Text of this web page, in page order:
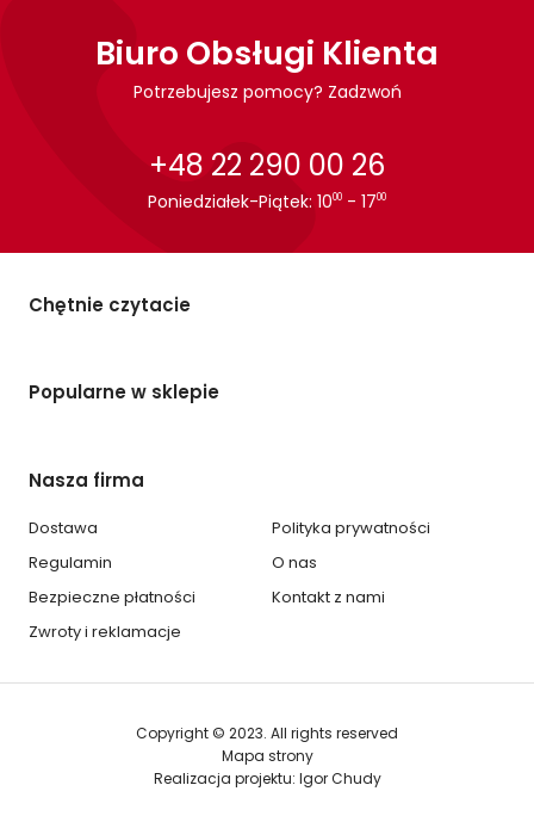
Biuro Obsługi Klienta
Potrzebujesz pomocy? Zadzwoń
+48 22 290 00 26
Poniedziałek-Piątek: 1000 - 1700
Chętnie czytacie
Popularne w sklepie
Nasza firma
Dostawa
Polityka prywatności
Regulamin
O nas
Bezpieczne płatności
Kontakt z nami
Zwroty i reklamacje
Copyright © 2023. All rights reserved
Mapa strony
Realizacja projektu: Igor Chudy